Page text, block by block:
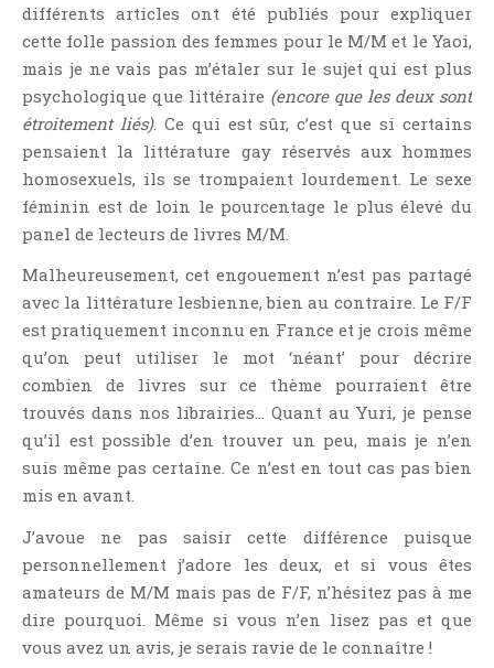
SF Et Fantasy
Sociologie
Surnaturel
Swaps Et Challenges
Tag
Témoignage
Thriller Psychologique
Top Ten Tuesday
Wish-List
Young Adult
différents articles ont été publiés pour expliquer
cette folle passion des femmes pour le M/M et le Yaoi,
mais je ne vais pas m’étaler sur le sujet qui est plus
psychologique que littéraire (encore que les deux sont
étroitement liés). Ce qui est sûr, c’est que si certains
pensaient la littérature gay réservés aux hommes
homosexuels, ils se trompaient lourdement. Le sexe
féminin est de loin le pourcentage le plus élevé du
panel de lecteurs de livres M/M.
Malheureusement, cet engouement n’est pas partagé
avec la littérature lesbienne, bien au contraire. Le F/F
est pratiquement inconnu en France et je crois même
qu’on peut utiliser le mot ‘néant’ pour décrire
combien de livres sur ce thème pourraient être
trouvés dans nos librairies… Quant au Yuri, je pense
qu’il est possible d’en trouver un peu, mais je n’en
suis même pas certaine. Ce n’est en tout cas pas bien
mis en avant.
J’avoue ne pas saisir cette différence puisque
personnellement j’adore les deux, et si vous êtes
amateurs de M/M mais pas de F/F, n’hésitez pas à me
dire pourquoi. Même si vous n’en lisez pas et que
vous avez un avis, je serais ravie de le connaître !